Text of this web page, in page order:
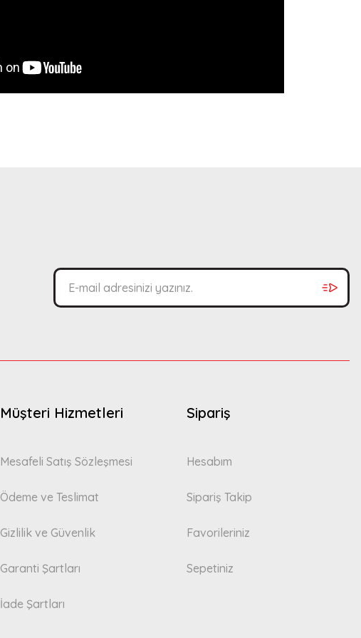
Müşteri Hizmetleri
Mesafeli Satış Sözleşmesi
Ödeme ve Teslimat
Gizlilik ve Güvenlik
Garanti Şartları
İade Şartları
Sipariş
Hesabım
Sipariş Takip
Favorileriniz
Sepetiniz